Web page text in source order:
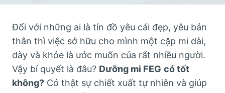
Đối với những ai là tín đồ yêu cái đẹp, yêu bản
thân thì việc sở hữu cho mình một cặp mi dài,
dày và khỏe là ước muốn của rất nhiều người.
Vậy bí quyết là đâu? Dưỡng mi FEG có tốt
không? Có thật sự chiết xuất tự nhiên và giúp